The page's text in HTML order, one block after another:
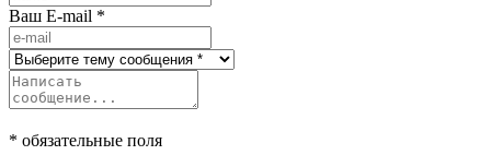
Ваш E-mail *
* обязательные поля